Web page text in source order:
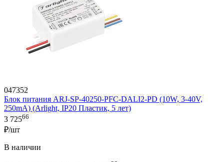
047352
Блок питания ARJ-SP-40250-PFC-DALI2-PD (10W, 3-40V,
250mA) (Arlight, IP20 Пластик, 5 лет)
3 72566
₽/шт
В наличии